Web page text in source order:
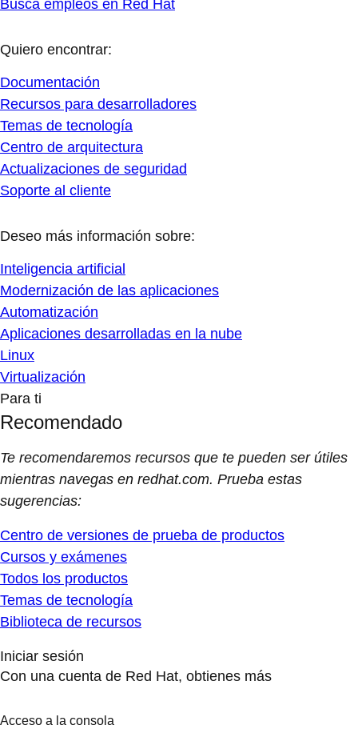
Busca empleos en Red Hat
Quiero encontrar:
Documentación
Recursos para desarrolladores
Temas de tecnología
Centro de arquitectura
Actualizaciones de seguridad
Soporte al cliente
Deseo más información sobre:
Inteligencia artificial
Modernización de las aplicaciones
Automatización
Aplicaciones desarrolladas en la nube
Linux
Virtualización
Para ti
Recomendado
Te recomendaremos recursos que te pueden ser útiles
mientras navegas en redhat.com. Prueba estas
sugerencias:
Centro de versiones de prueba de productos
Cursos y exámenes
Todos los productos
Temas de tecnología
Biblioteca de recursos
Iniciar sesión
Con una cuenta de Red Hat, obtienes más
Acceso a la consola